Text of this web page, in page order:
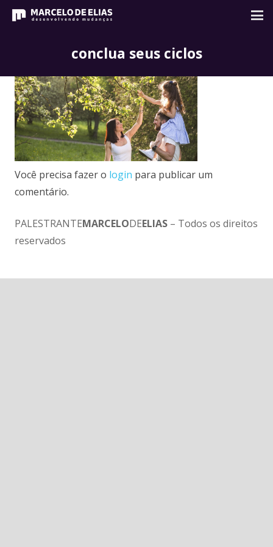
conclua seus ciclos
Você precisa fazer o login para publicar um
comentário.
PALESTRANTEMARCELODEELIAS – Todos os direitos
reservados